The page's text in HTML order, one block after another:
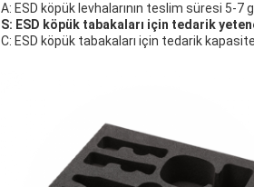
A: ESD köpük levhalarının teslim süresi 5-7
S: ESD köpük tabakaları için tedarik
C: ESD köpük tabakaları için tedarik